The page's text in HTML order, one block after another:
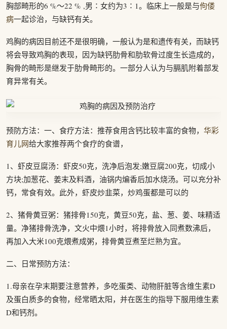
胸部畸形的6 %～22 % ,男∶女约为3∶1。临床上一般是与佝偻
病一起诊治，与缺钙有关。
鸡胸的病因目前还不是很明确，一般认为是和遗传有关，而缺钙
将会导致鸡胸的表现，因为缺钙肋骨和肋软骨过度生长造成的，
胸骨的畸形是继发于肋骨畸形的。一部分人认为与膈肌附着部发
育异常有关。
预防方法：一、食疗方法：推荐食用含钙比较丰富的食物， 华彩
育儿网给大家推荐两个食疗的食谱，
1、虾皮豆腐汤：虾皮50克，洗净后泡发;嫩豆腐200克，切成小
方块;加葱花、姜末及料酒，油锅内煸香后加水烧汤。可以充分补
钙，常食有效。此外，虾皮炒韭菜，炒鸡蛋都是可以的
2、猪骨黄豆粥：猪排骨150克，黄豆50克，盐、葱、姜、味精适
量。净猪排骨洗净，文火中煨1小时，将排骨放入同煮数沸后，
再加入大米100克煨煮成粥，排骨黄豆煮至烂熟为宜。
二、日常预防方法：
1.母亲在孕末期要注意营养，多吃蛋类、动物肝脏等含维生素D
及蛋白质多的食物，经常晒太阳，并在医生的指导下服用维生素
D和钙剂。